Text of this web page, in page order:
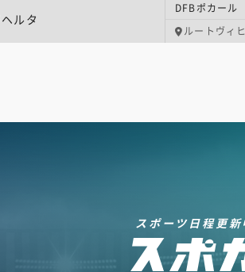
ヘルタ
DFBポカー
ルートヴィ
スポーツ日程更新